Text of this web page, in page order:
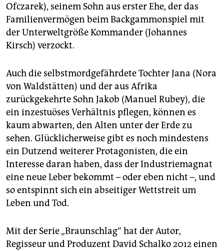
Ofczarek), seinem Sohn aus erster Ehe, der das
Familienvermögen beim Backgammonspiel mit
der Unterweltgröße Kommander (Johannes
Kirsch) verzockt.
Auch die selbstmordgefährdete Tochter Jana (Nora
von Waldstätten) und der aus Afrika
zurückgekehrte Sohn Jakob (Manuel Rubey), die
ein inzestuöses Verhältnis pflegen, können es
kaum abwarten, den Alten unter der Erde zu
sehen. Glücklicherweise gibt es noch mindestens
ein Dutzend weiterer Protagonisten, die ein
Interesse daran haben, dass der Industriemagnat
eine neue Leber bekommt – oder eben nicht –, und
so entspinnt sich ein abseitiger Wettstreit um
Leben und Tod.
Mit der Serie „Braunschlag“ hat der Autor,
Regisseur und Produzent David Schalko 2012 einen